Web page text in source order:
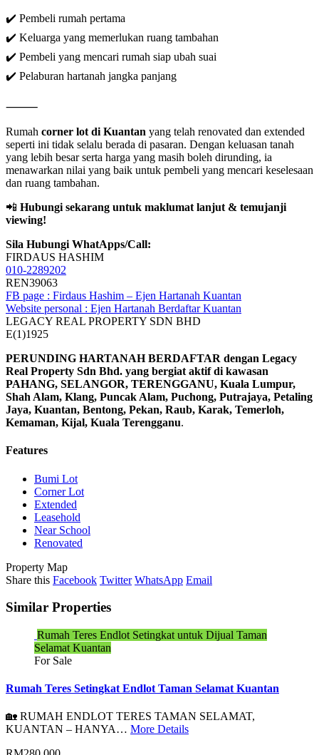
✔️ Pembeli rumah pertama
✔️ Keluarga yang memerlukan ruang tambahan
✔️ Pembeli yang mencari rumah siap ubah suai
✔️ Pelaburan hartanah jangka panjang
⸻
Rumah corner lot di Kuantan yang telah renovated dan extended
seperti ini tidak selalu berada di pasaran. Dengan keluasan tanah
yang lebih besar serta harga yang masih boleh dirunding, ia
menawarkan nilai yang baik untuk pembeli yang mencari keselesaan
dan ruang tambahan.
📲 Hubungi sekarang untuk maklumat lanjut & temujanji
viewing!
Sila Hubungi WhatApps/Call:
FIRDAUS HASHIM
010-2289202
REN39063
FB page : Firdaus Hashim – Ejen Hartanah Kuantan
Website personal : Ejen Hartanah Berdaftar Kuantan
LEGACY REAL PROPERTY SDN BHD
E(1)1925
PERUNDING HARTANAH BERDAFTAR dengan Legacy
Real Property Sdn Bhd. yang bergiat aktif di kawasan
PAHANG, SELANGOR, TERENGGANU, Kuala Lumpur,
Shah Alam, Klang, Puncak Alam, Puchong, Putrajaya, Petaling
Jaya, Kuantan, Bentong, Pekan, Raub, Karak, Temerloh,
Kemaman, Kijal, Kuala Terengganu.
Features
Bumi Lot
Corner Lot
Extended
Leasehold
Near School
Renovated
Property Map
Share this Facebook Twitter WhatsApp Email
Similar Properties
Rumah Teres Endlot Setingkat untuk Dijual Taman
Selamat Kuantan
For Sale
Rumah Teres Setingkat Endlot Taman Selamat Kuantan
🏡 RUMAH ENDLOT TERES TAMAN SELAMAT,
KUANTAN – HANYA… More Details